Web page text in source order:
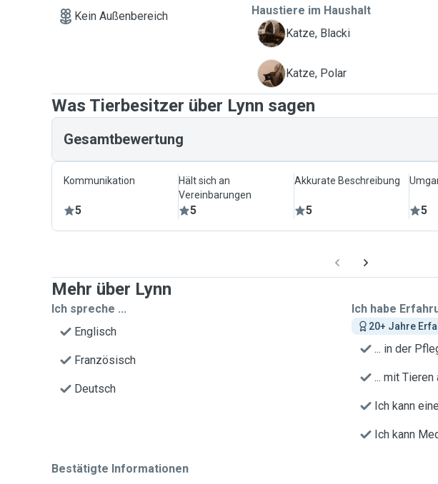
Grüße, Lynn ✨️
Kein Außenbereich
Haustiere im Haushalt
B
Katze, Blacki
P Katze, Polar
Was Tierbesitzer über Lynn sagen
Gesamtbewertung
Kommunikation
5
Hält sich an
Vereinbarungen
5
Akkurate Beschreibung
5 5
Mehr über Lynn
Ich spreche ...
Englisch
Französisch
Deutsch
Ich habe
20+ Jahre
... in der
... mit
Ich kann
Ich kann
Bestätigte Informationen